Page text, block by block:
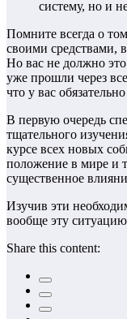
систему, но и
Помните всегда о
своими средствами,
Но вас не должно
уже прошли через
что у вас
В первую очередь
тщательного
курсе всех новых
положение в мире и
существенное
Изучив эти
вообще эту
Share this content: